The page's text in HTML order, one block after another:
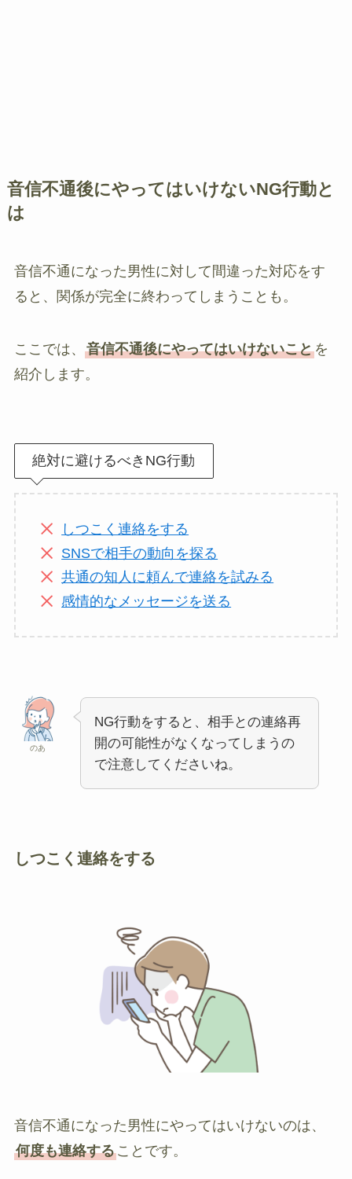
音信不通後にやってはいけないNG行動と
は
音信不通になった男性に対して間違った対応をす
ると、関係が完全に終わってしまうことも。
ここでは、 音信不通後にやってはいけないことを
紹介します。
絶対に避けるべきNG行動
しつこく連絡をする
SNSで相手の動向を探る
共通の知人に頼んで連絡を試みる
感情的なメッセージを送る
のあ
NG行動をすると、相手との連絡再
開の可能性がなくなってしまうの
で注意してくださいね。
しつこく連絡をする
音信不通になった男性にやってはいけないのは、
何度も連絡することです。